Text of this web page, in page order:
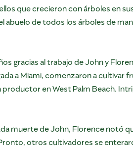
que crecieron con árboles en
abuelo de todos los árboles de
gracias al trabajo de John y
a Miami, comenzaron a cultivar
en West Palm Beach.
muerte de John, Florence notó
otros cultivadores se